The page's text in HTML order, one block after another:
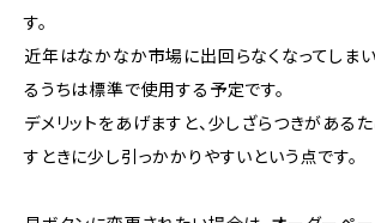
す。
近年はなかなか市場に出回らなくなってしまい
るうちは標準で使用する予定です。
デメリットをあげますと、少しざらつきがある
すときに少し引っかかりやすいという点です。